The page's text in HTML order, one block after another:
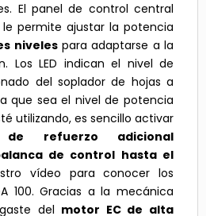
El panel de control central
le permite ajustar la potencia
nivelespara adaptarse a la
Los LED indican el nivel de
del soplador de hojas a
que sea el nivel de potencia
utilizando, es sencillo activar
de refuerzo adicional
de control hasta el
vídeo para conocer los
100. Gracias a la mecánica
del motor EC de alta